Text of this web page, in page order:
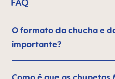
O formato da chucha e
importante?